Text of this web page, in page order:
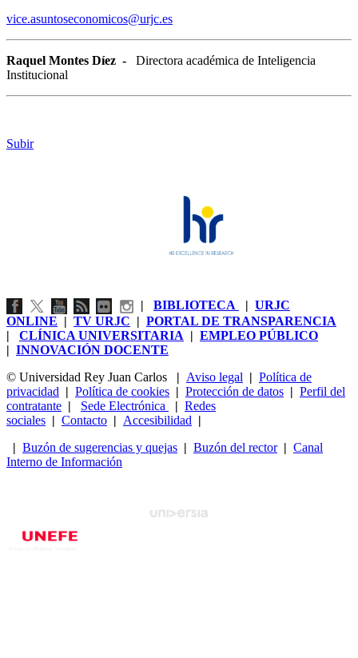
vice.asuntoseconomicos@urjc.es
Raquel Montes Díez -
Directora académica de Inteligencia
Institucional
Subir
| BIBLIOTECA | URJC
ONLINE | TV URJC | PORTAL DE TRANSPARENCIA
| CLÍNICA UNIVERSITARIA | EMPLEO PÚBLICO
| INNOVACIÓN DOCENTE
© Universidad Rey Juan Carlos
| Aviso legal | Política de
privacidad | Política de cookies | Protección de datos | Perfil del
contratante | Sede Electrónica | Redes
sociales | Contacto | Accesibilidad |
| Buzón de sugerencias y quejas | Buzón del rector| Canal
Interno de Información